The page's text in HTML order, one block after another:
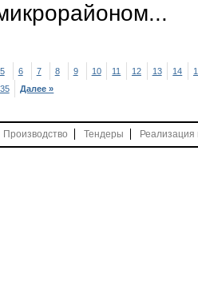
5 6 7 8 9 10 11 12 13 14
35
Далее »
Производство Тендеры